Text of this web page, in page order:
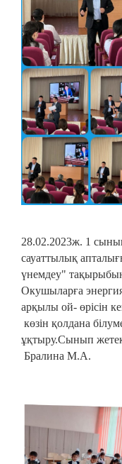
28.02.2023ж. 1
сауаттылық
үнемдеу"
Окушыларға
арқылы ой- өрісін
көзін қолдана
ұқтыру.Сынып
Бралина М.А.